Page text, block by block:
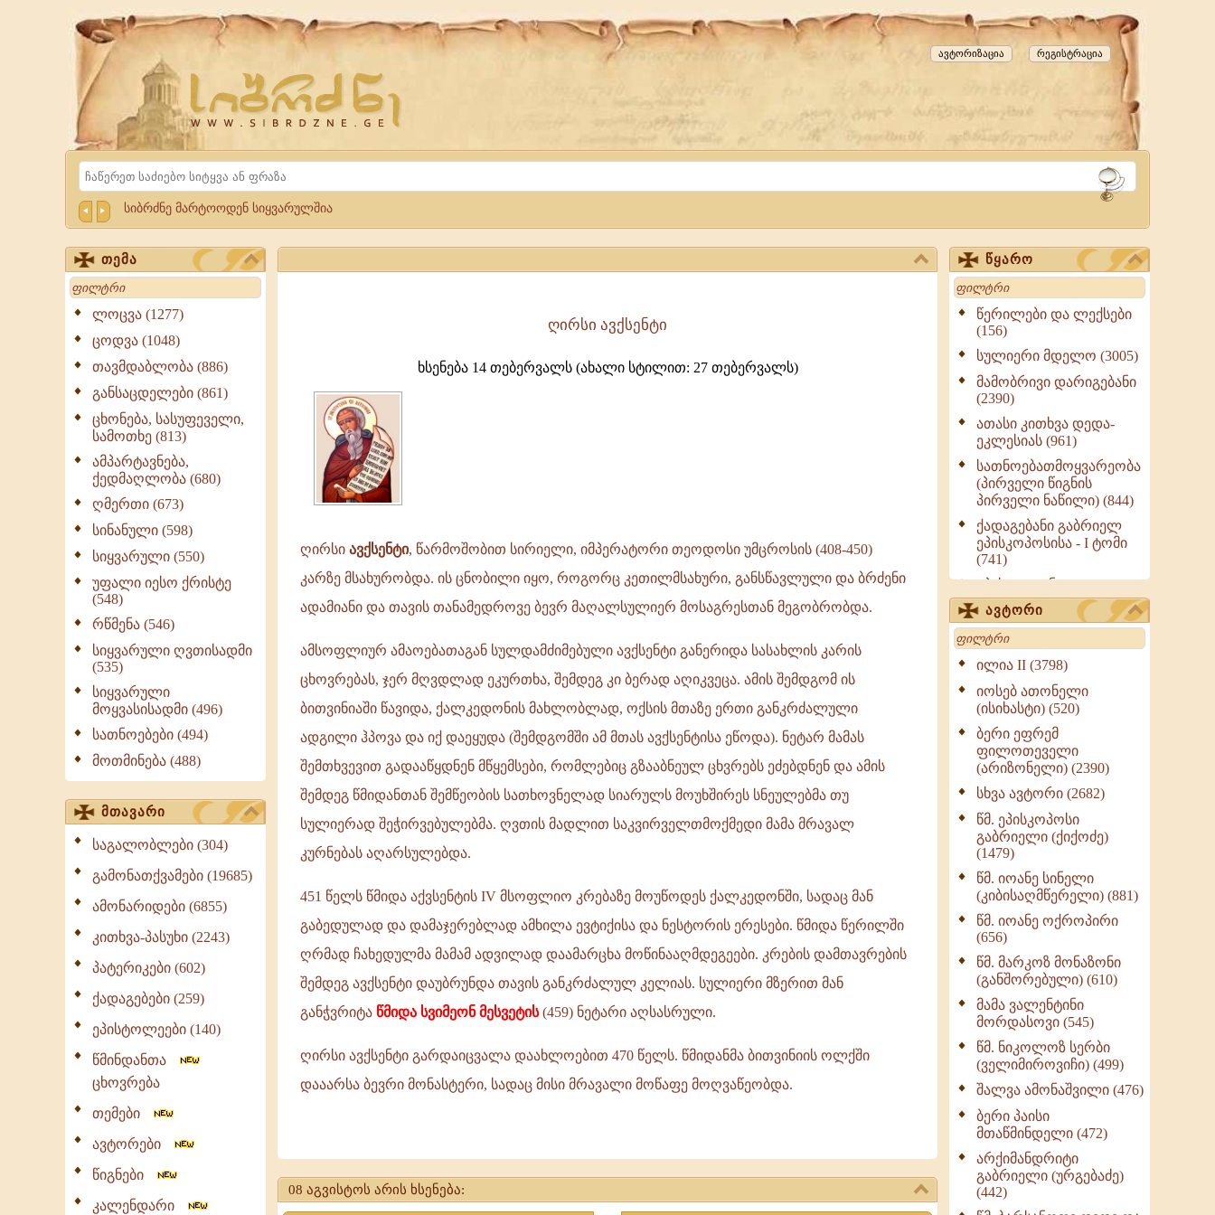
Website
Sibrdzne.ge
რეგისტრაცია
ავტორიზაცია
Search
სიბრძნე მარტოოდენ სიყვარულშია
თემა
Search
ლოცვა (1277)
ცოდვა (1048)
თავმდაბლობა (886)
განსაცდელები (861)
ცხონება, სასუფეველი,
სამოთხე (813)
ამპარტავნება,
ქედმაღლობა (680)
ღმერთი (673)
სინანული (598)
სიყვარული (550)
უფალი იესო ქრისტე
(548)
რწმენა (546)
სიყვარული ღვთისადმი
(535)
სიყვარული
მოყვასისადმი (496)
სათნოებები (494)
მოთმინება (488)
მთავარი
საგალობლები (304)
გამონათქვამები (19685)
ამონარიდები (6855)
კითხვა-პასუხი (2243)
პატერიკები (602)
ქადაგებები (259)
ეპისტოლეები (140)
წმინდანთა
ცხოვრება
თემები
ავტორები
წიგნები
კალენდარი
სირიელი,
იმპერატორი
თეოდოსი
უმცროსის
(408-
მსახურობდა.
ის
ღირსი ავქსენტი
ხსენება 14 თებერვალს (ახალი სტილით: 27 თებერვალს)
ღირსი ავქსენტი, წარმოშობით სირიელი, იმპერატორი თეოდოსი უმცროსის (408-450)
კარზე მსახურობდა. ის ცნობილი იყო, როგორც კეთილმსახური, განსწავლული და ბრძენი
ადამიანი და თავის თანამედროვე ბევრ მაღალსულიერ მოსაგრესთან მეგობრობდა.
ამსოფლიურ ამაოებათაგან სულდამძიმებული ავქსენტი განერიდა სასახლის კარის
ცხოვრებას, ჯერ მღვდლად ეკურთხა, შემდეგ კი ბერად აღიკვეცა. ამის შემდგომ ის
ბითვინიაში წავიდა, ქალკედონის მახლობლად, ოქსის მთაზე ერთი განკრძალული
ადგილი ჰპოვა და იქ დაეყუდა (შემდგომში ამ მთას ავქსენტისა ეწოდა). ნეტარ მამას
შემთხვევით გადააწყდნენ მწყემსები, რომლებიც გზააბნეულ ცხვრებს ეძებდნენ და ამის
შემდეგ წმიდანთან შემწეობის სათხოვნელად სიარულს მოუხშირეს სნეულებმა თუ
სულიერად შეჭირვებულებმა. ღვთის მადლით საკვირველთმოქმედი მამა მრავალ
კურნებას აღარსულებდა.
451 წელს წმიდა აქვსენტის IV მსოფლიო კრებაზე მოუწოდეს ქალკედონში, სადაც მან
გაბედულად და დამაჯერებლად ამხილა ევტიქისა და ნესტორის ერესები. წმიდა წერილში
ღრმად ჩახედულმა მამამ ადვილად დაამარცხა მოწინააღმდეგეები. კრების დამთავრების
შემდეგ ავქსენტი დაუბრუნდა თავის განკრძალულ კელიას. სულიერი მზერით მან
განჭვრიტა წმიდა სვიმეონ მესვეტის(459) ნეტარი აღსასრული.
ღირსი ავქსენტი გარდაიცვალა დაახლოებით 470 წელს. წმიდანმა ბითვინიის ოლქში
დააარსა ბევრი მონასტერი, სადაც მისი მრავალი მოწაფე მოღვაწეობდა.
წარმოშობით
08 აგვისტოს არის ხსენება:
წყარო
Search
წერილები და ლექსები
(156)
სულიერი მდელო (3005)
მამობრივი დარიგებანი
(2390)
ათასი კითხვა დედა-
ეკლესიას (961)
სათნოებათმოყვარეობა
(პირველი წიგნის
პირველი ნაწილი) (844)
ქადაგებანი გაბრიელ
ეპისკოპოსისა - I ტომი
(741)
ეპისტოლენი,
ქადაგებანი, სიტყვანი
(ნაწილი III) (723)
მოძღვრის ძალზე
სასარგებლო რჩევები
მრევლისათვის (545)
Wisdomge (514)
ქადაგებანი გაბრიელ
ეპისკოპოსისა - II ტომი
(370)
სულიერი ცხოვრების
სახელმძღვანელო -
ნაწილი II (369)
ღმერთი და ადამიანები
(287)
ბერის დიადემა (278)
მონაზვნური
გამოცდილების
ოთხი ასეული თავი
სიყვარულის შესახებ
(259)
ავტორი
Search
ილია II (3798)
იოსებ ათონელი
(ისიხასტი) (520)
ბერი ეფრემ
ფილოთეველი
(არიზონელი) (2390)
სხვა ავტორი (2682)
წმ. ეპისკოპოსი
გაბრიელი (ქიქოძე)
(1479)
წმ. იოანე სინელი
(კიბისაღმწერელი) (881)
წმ. იოანე ოქროპირი
(656)
წმ. მარკოზ მონაზონი
(განშორებული) (610)
მამა ვალენტინი
მორდასოვი (545)
წმ. ნიკოლოზ სერბი
(ველიმიროვიჩი) (499)
შალვა ამონაშვილი (476)
ბერი პაისი
მთაწმინდელი (472)
არქიმანდრიტი
გაბრიელი (ურგებაძე)
(442)